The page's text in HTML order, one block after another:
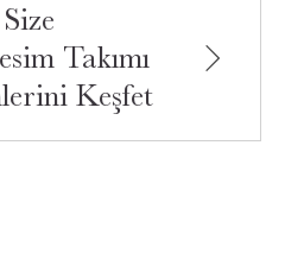
Takımı
Keşfet